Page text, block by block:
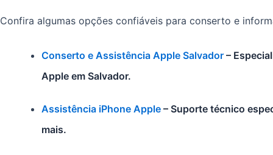
Confira algumas opções confiáveis para conserto e
Conserto e Assistência Apple Salvador –
Apple em Salvador.
Assistência iPhone Apple – Suporte técnico
mais.